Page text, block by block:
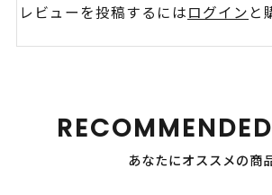
レビューを投稿するにはログイン と
あなたにオススメの商